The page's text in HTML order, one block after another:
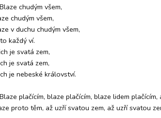
More
chudým všem,
chudým všem,
v duchu chudým všem,
každý ví.
je svatá zem,
je svatá zem,
je nebeské království.
plačícím, blaze plačícím, blaze lidem plačícím,
proto těm, až uzří svatou zem, až uzří svatou